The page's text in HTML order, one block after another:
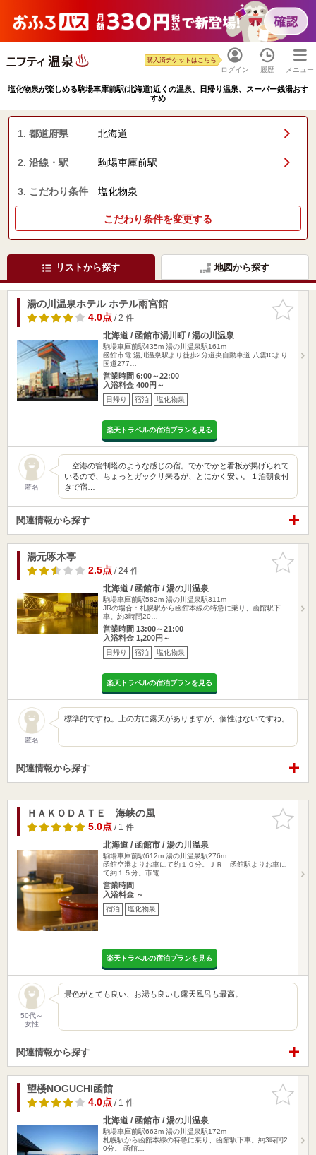
ログイン
購入済チケットはこちら
履歴 メニュー
塩化物泉が楽しめる駒場車庫前駅(北海道)近くの温泉、日帰り温泉、スーパー銭湯おす
すめ
1. 都道府県 北海道
2. 沿線・駅 駒場車庫前駅
3. こだわり条件 塩化物泉
こだわり条件を変更する
リストから探す 地図から探す
お気に入
りに追加
湯の川温泉ホテル ホテル雨宮館
4.0点/ 2 件
北海道 / 函館市湯川町 / 湯の川温泉
駒場車庫前駅435m 湯の川温泉駅161m
函館市電 湯川温泉駅より徒歩2分道央自動車道 八雲ICより
国道277…
営業時間 6:00～22:00
入浴料金 400円～
日帰り 宿泊 塩化物泉
楽天トラベルの宿泊プランを見る
匿名
空港の管制塔のような感じの宿。でかでかと看板が掲げられて
いるので、ちょっとガックリ来るが、とにかく安い。１泊朝食付
きで宿…
関連情報から探す
お気に入
りに追加
湯元啄木亭
2.5点/ 24 件
北海道 / 函館市 / 湯の川温泉
駒場車庫前駅582m 湯の川温泉駅311m
JRの場合：札幌駅から函館本線の特急に乗り、函館駅下
車。約3時間20…
営業時間 13:00～21:00
入浴料金 1,200円～
日帰り 宿泊 塩化物泉
楽天トラベルの宿泊プランを見る
匿名
標準的ですね。上の方に露天がありますが、個性はないですね。
関連情報から探す
お気に入
りに追加
ＨＡＫＯＤＡＴＥ 海峡の風
5.0点/ 1 件
北海道 / 函館市 / 湯の川温泉
駒場車庫前駅612m 湯の川温泉駅276m
函館空港よりお車にて約１０分。ＪＲ 函館駅よりお車に
て約１５分。市電…
営業時間
入浴料金 ～
宿泊 塩化物泉
楽天トラベルの宿泊プランを見る
50代～
女性
景色がとても良い、お湯も良いし露天風呂も最高。
関連情報から探す
お気に入
りに追加
望楼NOGUCHI函館
4.0点/ 1 件
北海道 / 函館市 / 湯の川温泉
駒場車庫前駅663m 湯の川温泉駅172m
札幌駅から函館本線の特急に乗り、函館駅下車。約3時間2
0分。 函館…